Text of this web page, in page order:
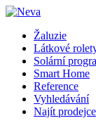
Žaluzie
Látkové
Solární
Smart Home
Reference
Vyhledávání
Najít prodejce